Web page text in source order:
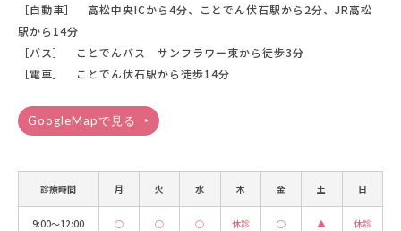
［自動車］ 高松中央ICから4分、ことでん伏石駅から2分、JR高松
駅から14分
［バス］ ことでんバス サンフラワー東から徒歩3分
［電車］ ことでん伏石駅から徒歩14分
GoogleMapで見る
診療時間 月 火 水 木 金 土 日
9:00〜12:00 ○ ○ ○ 休診 ○ ▲ 休診